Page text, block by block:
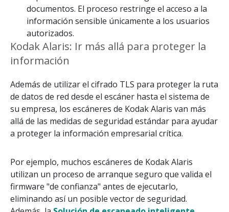
documentos. El proceso restringe el acceso a la
información sensible únicamente a los usuarios
autorizados.
Kodak Alaris: Ir más allá para proteger la
información
Además de utilizar el cifrado TLS para proteger la ruta
de datos de red desde el escáner hasta el sistema de
su empresa, los escáneres de Kodak Alaris van más
allá de las medidas de seguridad estándar para ayudar
a proteger la información empresarial crítica.
Por ejemplo, muchos escáneres de Kodak Alaris
utilizan un proceso de arranque seguro que valida el
firmware "de confianza" antes de ejecutarlo,
eliminando así un posible vector de seguridad.